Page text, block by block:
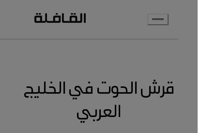
قرش الحوت في الخليج
العربي